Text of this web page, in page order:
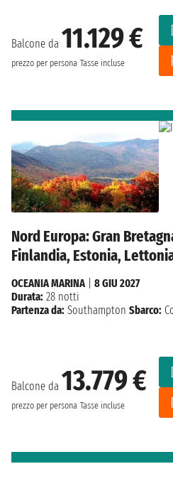
Balcone da 11.129 €
prezzo per persona Tasse incluse
Nord Europa: Gran
Finlandia, Estonia,
Balcone da 13.779 €
prezzo per persona Tasse incluse
OCEANIA MARINA| 8 GIU 2027
Durata: 28 notti
Partenza da: Southampton Sbarco: